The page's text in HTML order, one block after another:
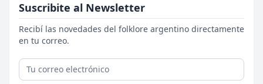
Suscribite al Newsletter
Recibí las novedades del folklore argentino directamente
en tu correo.